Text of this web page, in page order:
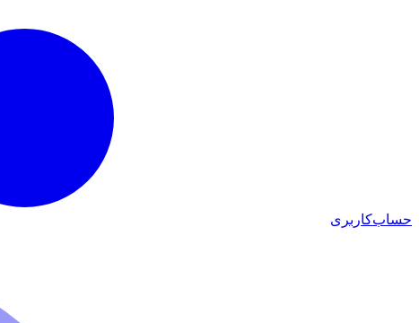
حساب‌کاربری